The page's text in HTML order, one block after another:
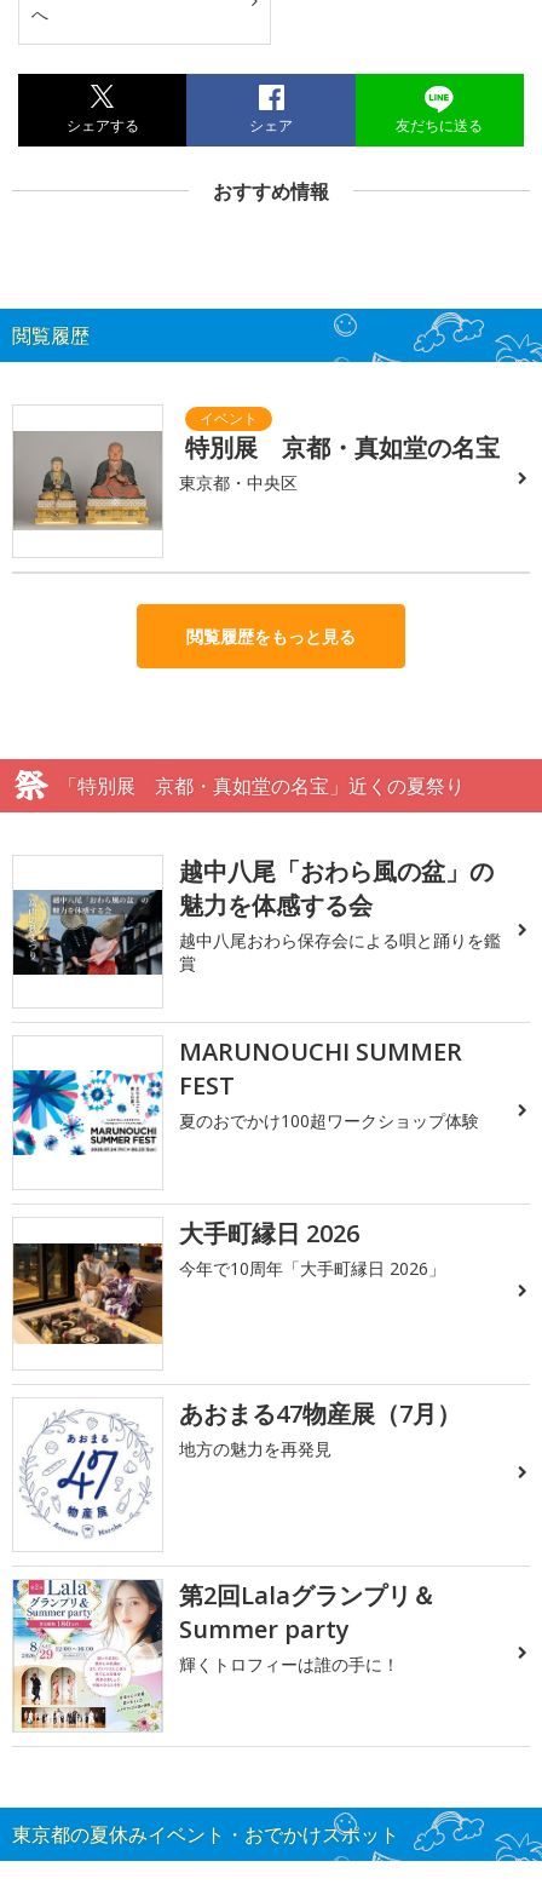
へ
シェアする シェア 友だちに送る
おすすめ情報
閲覧履歴
特別展 京都・真如堂の名宝
東京都・中央区
閲覧履歴をもっと見る
「特別展 京都・真如堂の名宝」近くの夏祭り
越中八尾「おわら風の盆」の
魅力を体感する会
越中八尾おわら保存会による唄と踊りを鑑
賞
MARUNOUCHI SUMMER
FEST
夏のおでかけ100超ワークショップ体験
大手町縁日 2026
今年で10周年「大手町縁日 2026」
あおまる47物産展（7月）
地方の魅力を再発見
第2回Lalaグランプリ＆
Summer party
輝くトロフィーは誰の手に！
東京都の夏休みイベント・おでかけスポット